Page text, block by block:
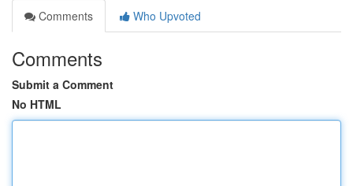
Comments
Who Upvoted
Comments
Submit a Comment
No HTML